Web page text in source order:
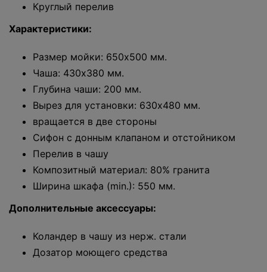
Круглый перелив
Характеристики:
Размер мойки: 650x500 мм.
Чаша: 430x380 мм.
Глубина чаши: 200 мм.
Вырез для установки: 630x480 мм.
вращается в две стороны
Сифон с донным клапаном и отстойником
Перелив в чашу
Композитный материал: 80% гранита
Ширина шкафа (min.): 550 мм.
Дополнительные аксессуары:
Коландер в чашу из нерж. стали
Дозатор моющего средства